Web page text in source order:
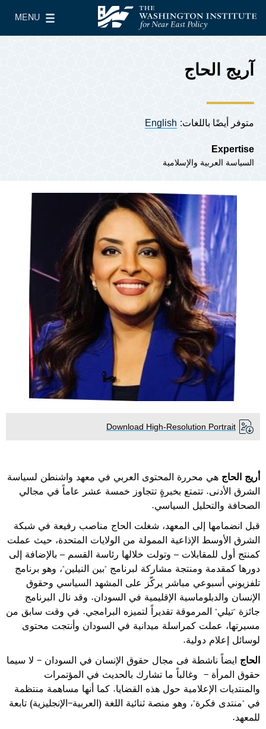
معهد واشنطن لسياسات الشرق الأدنى
MENU
Main Menu
آريج الحاج
متوفر أيضًا باللغات: English
Expertise
السياسة العربية والإسلامية
Download High-Resolution Portrait
أريج الحاج هي محررة المحتوى العربي في معهد واشنطن لسياسة
الشرق الأدنى. تتمتع بخبرةٍ تتجاوز خمسة عشر عاماً في مجالي
الصحافة والتحليل السياسي.
قبل انضمامها إلى المعهد، شغلت الحاج مناصب رفيعة في شبكة
الشرق الأوسط الإذاعية الممولة من الولايات المتحدة، حيث عملت
كمنتج أول للمقابلات – وتولت خلالها رئاسة القسم – بالإضافة إلى
دورها كمقدمة ومنتجة مشاركة لبرنامج "بين النيلين"، وهو برنامج
تلفزيوني أسبوعي مباشر يركّز على المشهد السياسي وحقوق
الإنسان والدبلوماسية الإقليمية في السودان. وقد نال البرنامج
جائزة "تيلي" المرموقة تقديراً لتميزه البرامجي. في وقت سابق من
مسيرتها، عملت كمراسلة ميدانية في السودان وأنتجت محتوى
لوسائل إعلام دولية.
الحاج ايضاً ناشطة فى مجال حقوق الإنسان في السودان - لا سيما
حقوق المرأة - وغالباً ما تشارك بالحديث في المؤتمرات
والمنتديات الإعلامية حول هذه القضايا. كما أنها مساهمة منتظمة
في "منتدى فكرة"، وهو منصة ثنائية اللغة (العربية-الإنجليزية) تابعة
للمعهد.